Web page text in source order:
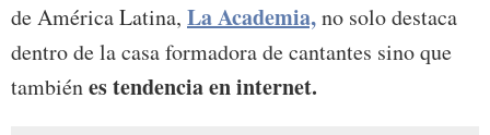
de América Latina, La Academia,no solo destaca
dentro de la casa formadora de cantantes sino que
tambiénes tendencia en internet.